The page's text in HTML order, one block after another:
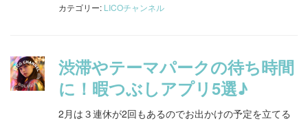
カテゴリー: LICOチャンネル
渋滞やテーマパークの待ち時間
に！暇つぶしアプリ5選♪
2月は３連休が2回もあるのでお出かけの予定を立てる